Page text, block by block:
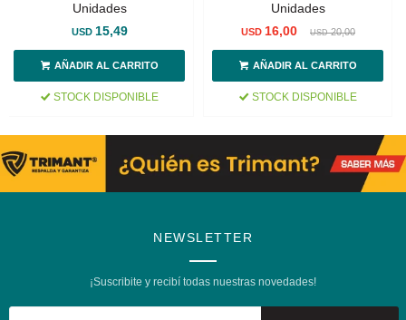
Unidades
USD 15,49
STOCK DISPONIBLE
Unidades
USD 16,00 USD 20,00
STOCK DISPONIBLE
NEWSLETTER
¡Suscribite y recibí todas nuestras novedades!